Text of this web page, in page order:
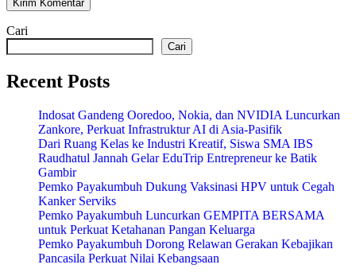
Cari
Cari
Recent Posts
Indosat Gandeng Ooredoo, Nokia, dan NVIDIA Luncurkan
Zankore, Perkuat Infrastruktur AI di Asia-Pasifik
Dari Ruang Kelas ke Industri Kreatif, Siswa SMA IBS
Raudhatul Jannah Gelar EduTrip Entrepreneur ke Batik
Gambir
Pemko Payakumbuh Dukung Vaksinasi HPV untuk Cegah
Kanker Serviks
Pemko Payakumbuh Luncurkan GEMPITA BERSAMA
untuk Perkuat Ketahanan Pangan Keluarga
Pemko Payakumbuh Dorong Relawan Gerakan Kebajikan
Pancasila Perkuat Nilai Kebangsaan